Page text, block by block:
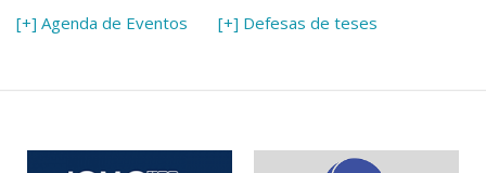
[+] Agenda de Eventos [+] Defesas de teses